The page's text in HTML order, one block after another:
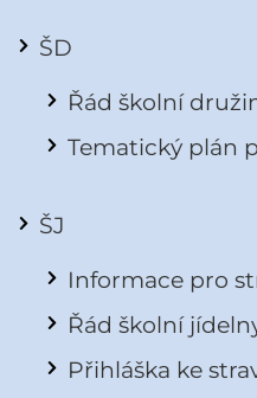
ŠD
Řád školní
Tematický plán
ŠJ
Informace pro
Řád školní
Přihláška ke